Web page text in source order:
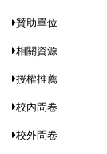
贊助單位
相關資源
授權推薦
校內問卷
校外問卷